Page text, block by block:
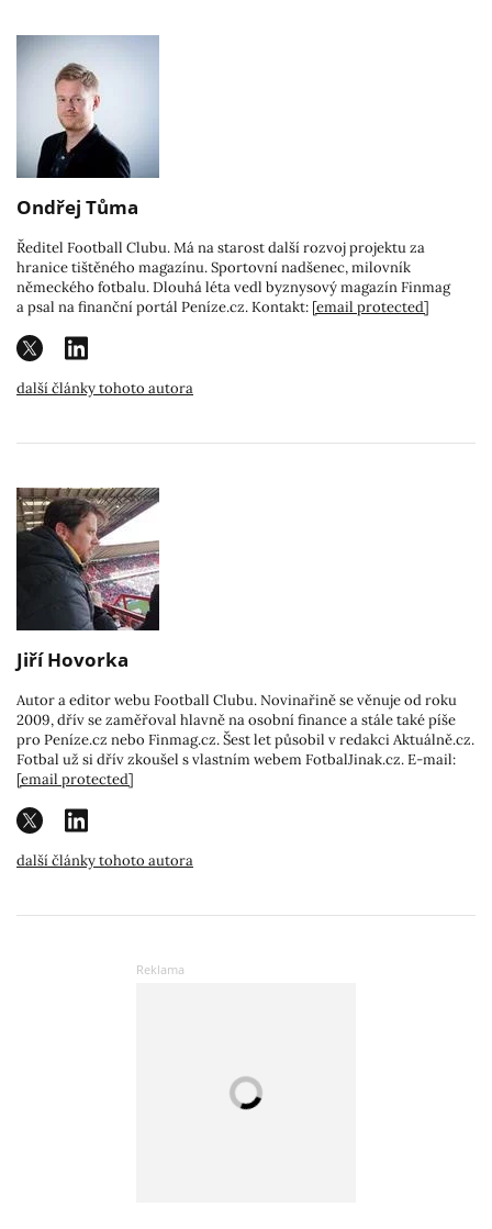
Ondřej Tůma
Ředitel Football Clubu. Má na starost další rozvoj projektu za
hranice tištěného magazínu. Sportovní nadšenec, milovník
německého fotbalu. Dlouhá léta vedl byznysový magazín Finmag
a psal na finanční portál Peníze.cz. Kontakt: [email protected]
další články tohoto autora
Jiří Hovorka
Autor a editor webu Football Clubu. Novinařině se věnuje od roku
2009, dřív se zaměřoval hlavně na osobní finance a stále také píše
pro Peníze.cz nebo Finmag.cz. Šest let působil v redakci Aktuálně.cz.
Fotbal už si dřív zkoušel s vlastním webem FotbalJinak.cz. E-mail:
[email protected]
další články tohoto autora